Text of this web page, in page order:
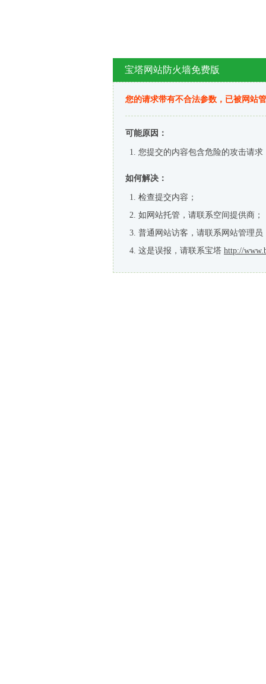
宝塔网站防火墙免费版
您的请求带有不合法参数，已被网站
可能原因：
您提交的内容包含危险的攻击请求
如何解决：
检查提交内容；
如网站托管，请联系空间提供商；
普通网站访客，请联系网站管理员
这是误报，请联系宝塔 http://